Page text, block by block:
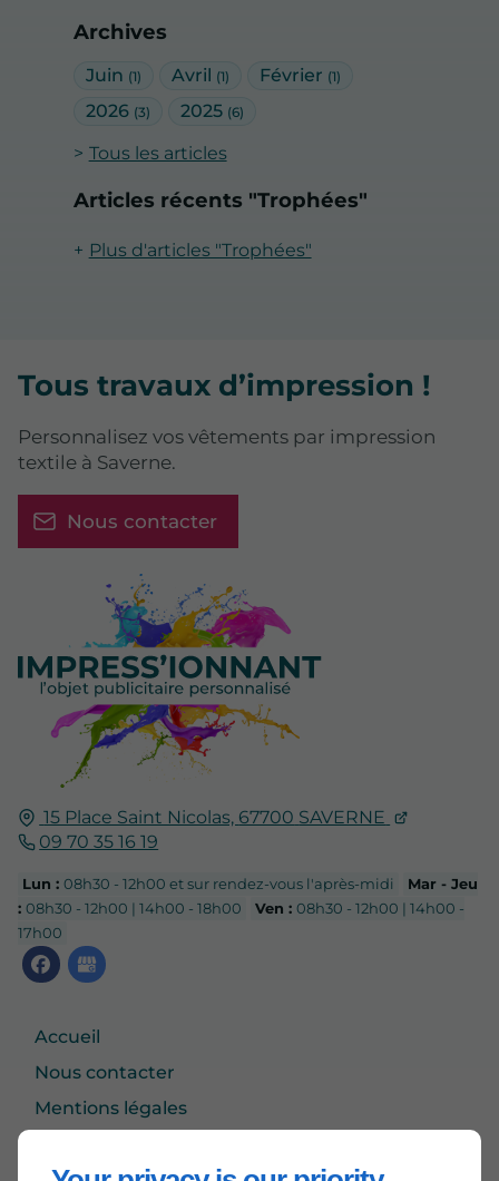
Archives
Juin (1) Avril (1) Février (1)
2026 (3) 2025 (6)
Tous les articles
Articles récents "Trophées"
Plus d'articles "Trophées"
15 Place Saint Nicolas, 67700 SAVERNE
09 70 35 16 19
Lun :08h30 - 12h00 et sur rendez-vous l'après-midi
Mar - Jeu
: 08h30 - 12h00 | 14h00 - 18h00 Ven :08h30 - 12h00 | 14h00 -
17h00
Accueil
Nous contacter
Mentions légales
Tous travaux d’impression !
Personnalisez vos vêtements par impression
textile à Saverne.
Nous contacter